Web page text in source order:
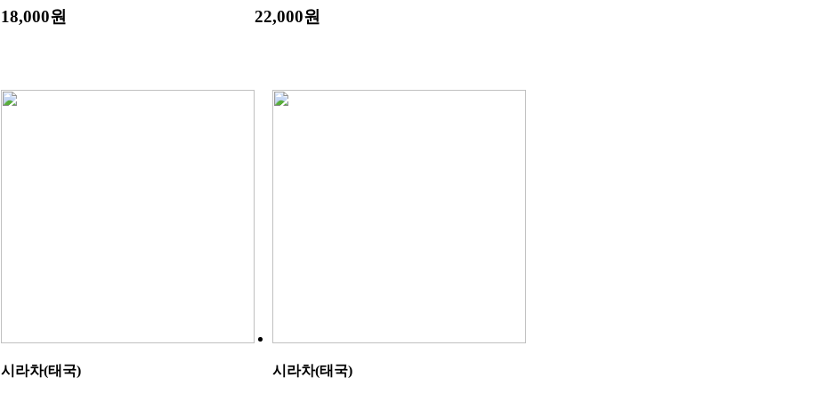
18,000원 22,000원
시라차(태국) 시라차(태국)